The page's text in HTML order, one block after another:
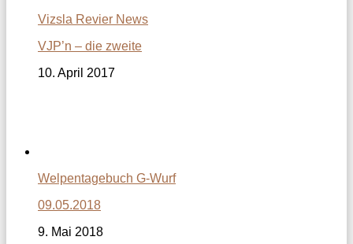
Vizsla Revier News
VJP’n – die zweite
10. April 2017
Welpentagebuch G-Wurf
09.05.2018
9. Mai 2018